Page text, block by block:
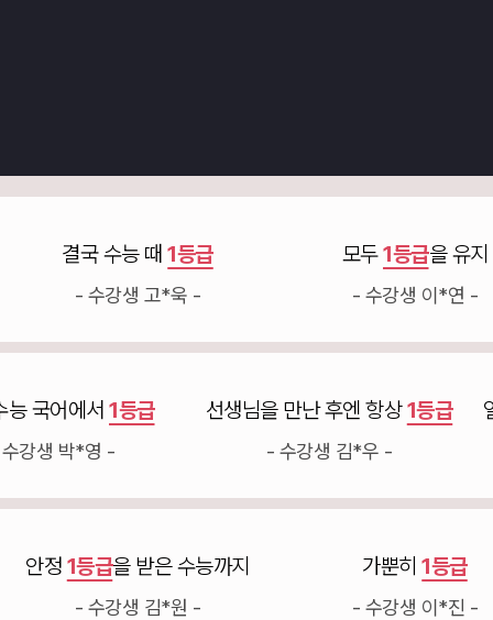
결국 수능 때1등급
- 수강생 고*욱 -
모두1등급을 유지
- 수강생 이*연 -
국 수능 국어에서1등급
- 수강생 박*영 -
선생님을 만난 후엔 항상1등
- 수강생 김*우 -
정1등급을 받은 수능까지
- 수강생 김*원 -
가뿐히1등급
- 수강생 이*진 -